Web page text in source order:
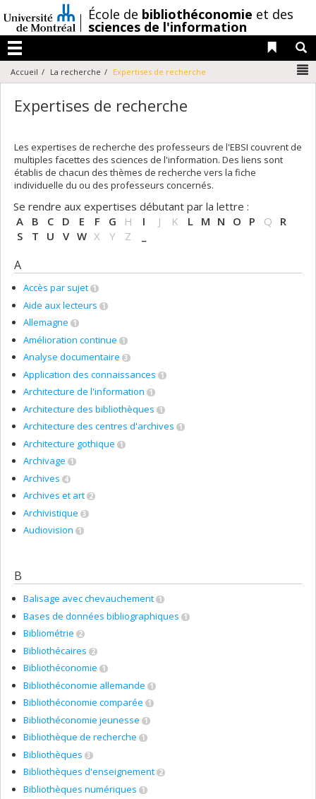
au
contenu
/École de bibliothéconomie et des
sciences de l'information
Menu
Liens
Accueil La recherche Expertises de recherche
Expertises de recherche
Les expertises de recherche des professeurs de l'EBSI couvrent de
multiples facettes des sciences de l'information. Des liens sont
établis de chacun des thèmes de recherche vers la fiche
individuelle du ou des professeurs concernés.
Se rendre aux expertises débutant par la lettre :
A
B C D E F G H I J K L M N O P Q
R
S
T U V W X Y Z
A
Accès par sujet 1
Aide aux lecteurs 1
Allemagne 1
Amélioration continue 1
Analyse documentaire 3
Application des connaissances 1
Architecture de l'information 1
Architecture des bibliothèques 1
Architecture des centres d'archives 1
Architecture gothique 1
Archivage 1
Archives 4
Archives et art 2
Archivistique 3
Audiovision 1
B
Balisage avec chevauchement 1
Bases de données bibliographiques 1
Bibliométrie 2
Bibliothécaires 2
Bibliothéconomie 1
Bibliothéconomie allemande 1
Bibliothéconomie comparée 1
Bibliothéconomie jeunesse 1
Bibliothèque de recherche 1
Bibliothèques 3
Bibliothèques d'enseignement 2
Bibliothèques numériques 1